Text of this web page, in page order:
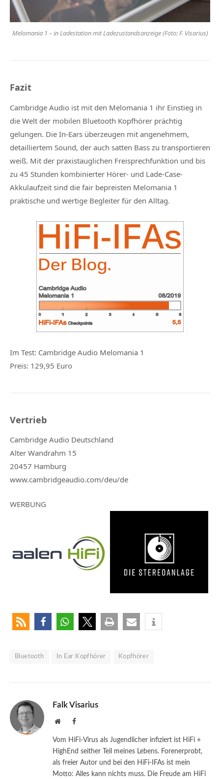
Melomania 1 – in Ladestation mit Ladezustandsanzeige (Foto: F. Visarius)
Fazit
Cambridge Audio ist mit den Melomania 1 ihr Einstieg in
die Welt der mobilen Bluetooth Kopfhörer prächtig
gelungen. Die In-Ears überzeugen mit angenehmem,
detailliertem Sound, der auch satten Bass zu transportieren
weiß. Mit der praxistauglichen Freisprechfunktion und bis
zu 45 Stunden kombinierter Hörer- und Lade-Case-
Akkulaufzeit sind die fair bepreisten Melomania 1
praktische und wertige Begleiter für den Alltag.
Im Test: Cambridge Audio Melomania 1
Preis: 129,95 Euro
Vertrieb
Cambridge Audio Deutschland
Alter Wandrahm 15
20457 Hamburg
www.cambridgeaudio.com/deu/de
WERBUNG
Bluetooth In Ear Kopfhörer Kopfhörer
Falk Visarius
WebsiteFacebook
Vom HiFi-Virus als Jugendlicher infiziert ist HiFi +
HighEnd seither Teil meines Lebens. Forenerprobt,
als freier Autor und bei den HiFi-IFAs ist mein
Motto: Alles kann nichts muss. Die Freude am HiFi